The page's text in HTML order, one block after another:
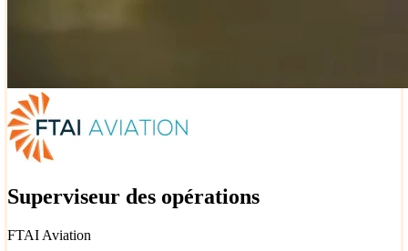
Superviseur des opérations
FTAI Aviation